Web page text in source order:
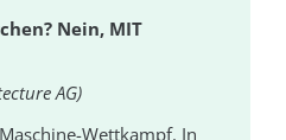
Nein, MIT
AG)
Wettkampf. In